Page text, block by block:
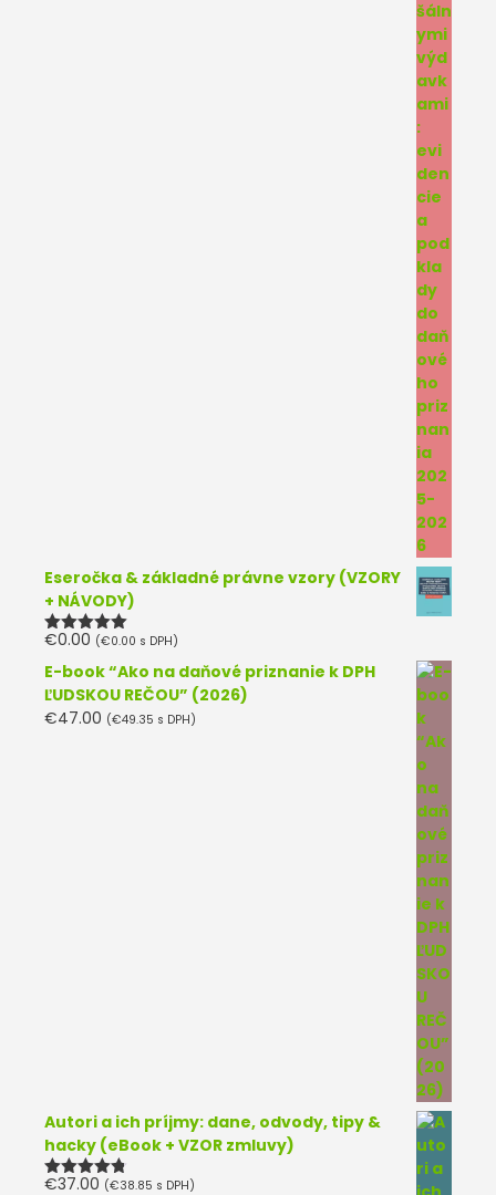
Eseročka & základné právne vzory (VZORY
+ NÁVODY)
Hodnotenie
€0.00 (€0.00 s DPH)
E-book “Ako na daňové priznanie k DPH
ĽUDSKOU REČOU” (2026)
€47.00 (€49.35 s DPH)
Autori a ich príjmy: dane, odvody, tipy &
hacky (eBook + VZOR zmluvy)
Hodnotenie
€37.00 (€38.85 s DPH)